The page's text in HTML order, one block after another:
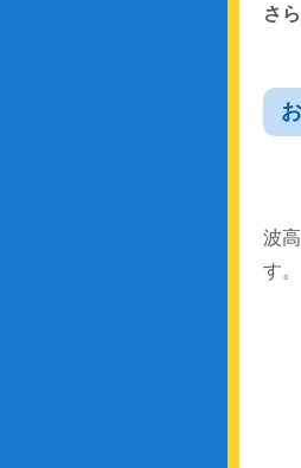
さら
波
す。